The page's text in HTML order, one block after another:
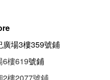
廣場3樓359號鋪
6樓619號鋪